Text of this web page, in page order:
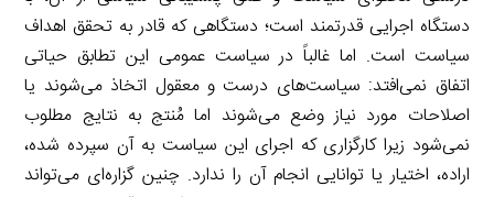
دستگاه اجرایی قدرتمند است؛ دستگاهی که قادر به تحقق اهداف
سیاست است. اما غالباً در سیاست عمومی این تطابق حیاتی
اتفاق نمی‌افتد: سیاست‌های درست و معقول اتخاذ می‌شوند یا
اصلاحات مورد نیاز وضع می‌شوند اما مُنتج به نتایج مطلوب
نمی‌شود زیرا کارگزاری که اجرای این سیاست به آن سپرده شده،
اراده، اختیار یا توانایی انجام آن را ندارد. چنین گزاره‌ای می‌تواند